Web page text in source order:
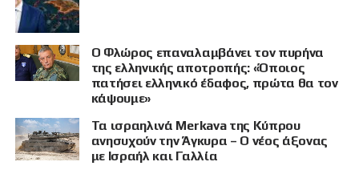
Ο Φλώρος επαναλαμβάνει τον πυρήνα
της ελληνικής αποτροπής: «Όποιος
πατήσει ελληνικό έδαφος, πρώτα θα τον
κάψουμε»
Τα ισραηλινά Merkava της Κύπρου
ανησυχούν την Άγκυρα – Ο νέος άξονας
με Ισραήλ και Γαλλία